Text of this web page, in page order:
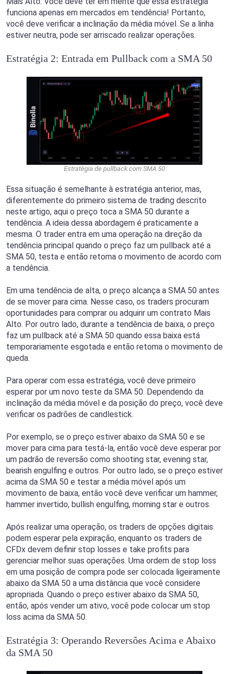
funciona apenas em mercados em tendência! Portanto,
você deve verificar a inclinação da média móvel. Se a linha
estiver neutra, pode ser arriscado realizar operações.
Estratégia 2: Entrada em Pullback com a SMA 50
Estratégia de pullback com SMA 50
Essa situação é semelhante à estratégia anterior, mas,
diferentemente do primeiro sistema de trading descrito
neste artigo, aqui o preço toca a SMA 50 durante a
tendência. A ideia dessa abordagem é praticamente a
mesma. O trader entra em uma operação na direção da
tendência principal quando o preço faz um pullback até a
SMA 50, testa e então retoma o movimento de acordo com
a tendência.
Em uma tendência de alta, o preço alcança a SMA 50 antes
de se mover para cima. Nesse caso, os traders procuram
oportunidades para comprar ou adquirir um contrato Mais
Alto. Por outro lado, durante a tendência de baixa, o preço
faz um pullback até a SMA 50 quando essa baixa está
temporariamente esgotada e então retoma o movimento de
queda.
Para operar com essa estratégia, você deve primeiro
esperar por um novo teste da SMA 50. Dependendo da
inclinação da média móvel e da posição do preço, você deve
verificar os padrões de candlestick.
Por exemplo, se o preço estiver abaixo da SMA 50 e se
mover para cima para testá-la, então você deve esperar por
um padrão de reversão como shooting star, evening star,
bearish engulfing e outros. Por outro lado, se o preço estiver
acima da SMA 50 e testar a média móvel após um
movimento de baixa, então você deve verificar um hammer,
hammer invertido, bullish engulfing, morning star e outros.
Após realizar uma operação, os traders de opções digitais
podem esperar pela expiração, enquanto os traders de
CFDx devem definir stop losses e take profits para
gerenciar melhor suas operações. Uma ordem de stop loss
em uma posição de compra pode ser colocada ligeiramente
abaixo da SMA 50 a uma distância que você considere
apropriada. Quando o preço estiver abaixo da SMA 50,
então, após vender um ativo, você pode colocar um stop
loss acima da SMA 50.
Estratégia 3: Operando Reversões Acima e Abaixo
da SMA 50